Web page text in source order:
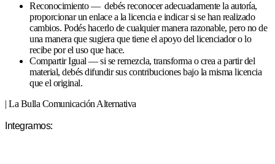
Reconocimiento — debés reconocer adecuadamente la autoría,
proporcionar un enlace a la licencia e indicar si se han realizado
cambios. Podés hacerlo de cualquier manera razonable, pero no de
una manera que sugiera que tiene el apoyo del licenciador o lo
recibe por el uso que hace.
Compartir Igual — si se remezcla, transforma o crea a partir del
material, debés difundir sus contribuciones bajo la misma licencia
que el original.
| La Bulla Comunicación Alternativa
Integramos: